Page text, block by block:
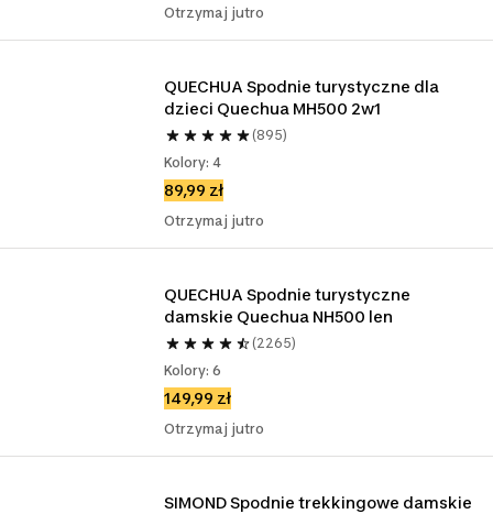
Otrzymaj jutro
QUECHUA Spodnie turystyczne dla
dzieci Quechua MH500 2w1
(895)
Kolory: 4
89,99 zł
Otrzymaj jutro
QUECHUA Spodnie turystyczne
damskie Quechua NH500 len
(2265)
Kolory: 6
149,99 zł
Otrzymaj jutro
SIMOND Spodnie trekkingowe damskie